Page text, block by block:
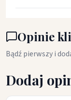
Opinie
Bądź pierwszy i
Dodaj